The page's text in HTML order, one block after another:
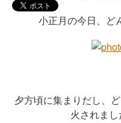
小正月の今日、ど
夕方頃に集まりだし、
火されまし